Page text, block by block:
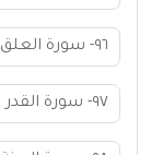
٩٦- سورة العلق
٩٧- سورة القدر